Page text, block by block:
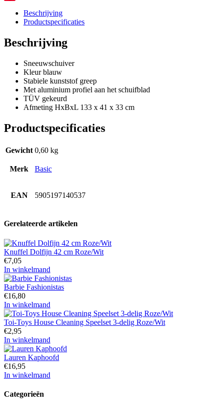
Beschrijving
Productspecificaties
Beschrijving
Sneeuwschuiver
Kleur blauw
Stabiele kunststof greep
Met aluminium profiel aan het schuifblad
TÜV gekeurd
Afmeting HxBxL 133 x 41 x 33 cm
Productspecificaties
Gewicht 0,60 kg
Merk Basic
EAN 5905197140537
Gerelateerde artikelen
Knuffel Dolfijn 42 cm Roze/Wit
€7,05
In winkelmand
Barbie Fashionistas
€16,80
In winkelmand
Toi-Toys House Cleaning Speelset 3-delig Roze/Wit
€2,95
In winkelmand
Lauren Kaphoofd
€16,95
In winkelmand
Categorieën